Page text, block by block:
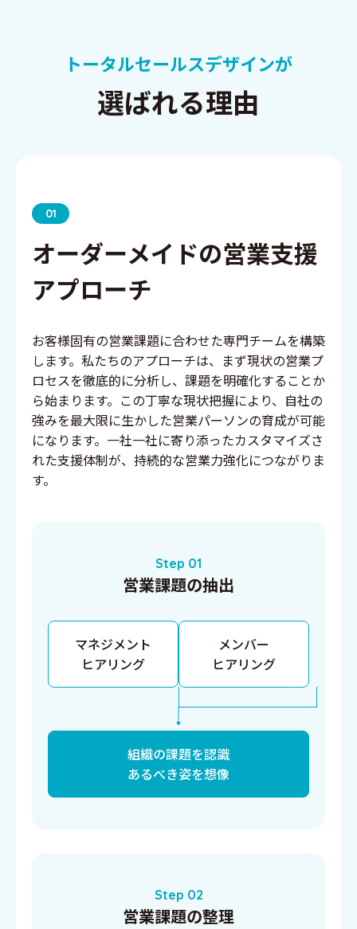
トータルセールスデザインが
選ばれる理由
01
オーダーメイドの営業支援
アプローチ
お客様固有の営業課題に合わせた専門チームを構築
します。私たちのアプローチは、まず現状の営業プ
ロセスを徹底的に分析し、課題を明確化することか
ら始まります。この丁寧な現状把握により、自社の
強みを最大限に生かした営業パーソンの育成が可能
になります。一社一社に寄り添ったカスタマイズさ
れた支援体制が、持続的な営業力強化につながりま
す。
Step 01
営業課題の抽出
マネジメント
ヒアリング
メンバー
ヒアリング
組織の課題を認識
あるべき姿を想像
Step 02
営業課題の整理